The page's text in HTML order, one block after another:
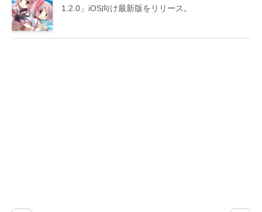
1.2.0」iOS向け最新版をリリース。